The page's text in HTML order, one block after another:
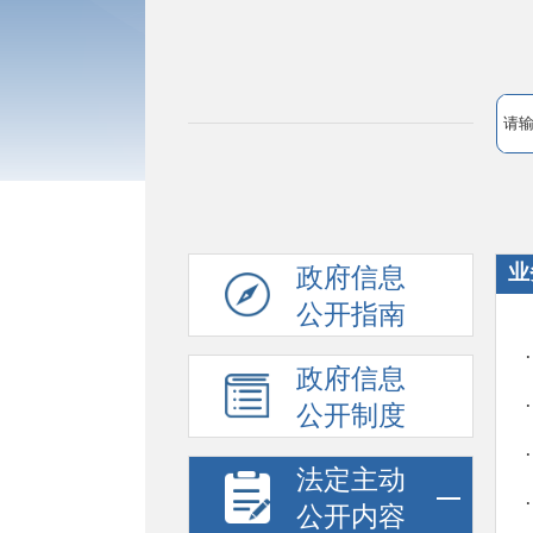
政府信息
公开指南
政府信息
公开制度
法定主动
公开内容